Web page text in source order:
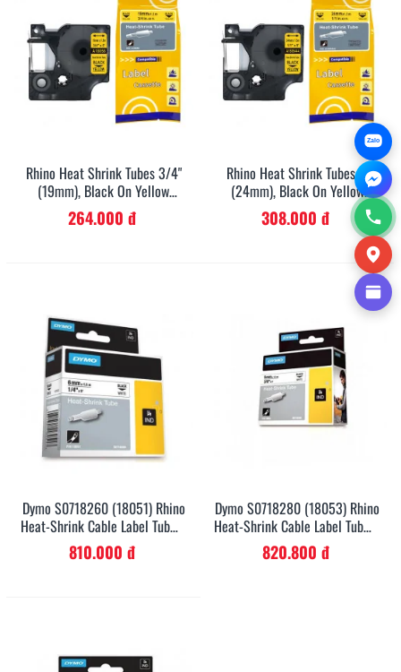
Rhino Heat Shrink Tubes 3/4"
(19mm), Black On Yellow
(18058)
264.000 đ
Rhino Heat Shrink Tubes 1"
(24mm), Black On Yellow
(1805444)
308.000 đ
Dymo S0718260 (18051) Rhino
Heat-Shrink Cable Label Tube 6
Mm X 1.5 M Cassette - Black
On White
810.000 đ
Dymo S0718280 (18053) Rhino
Heat-Shrink Cable Label Tube 9
Mm X 1.5 M Cassette - Black
On White
820.800 đ
Zalo